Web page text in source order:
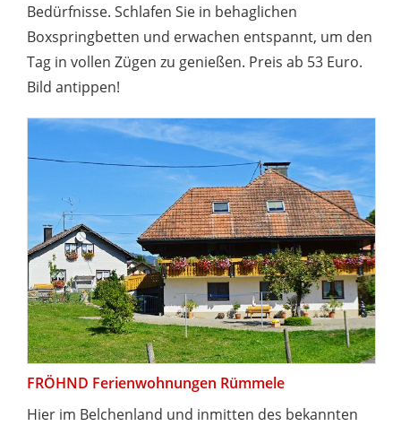
Bedürfnisse. Schlafen Sie in behaglichen
Boxspringbetten und erwachen entspannt, um den
Tag in vollen Zügen zu genießen. Preis ab 53 Euro.
Bild antippen!
FRÖHND Ferienwohnungen Rümmele
Hier im Belchenland und inmitten des bekannten